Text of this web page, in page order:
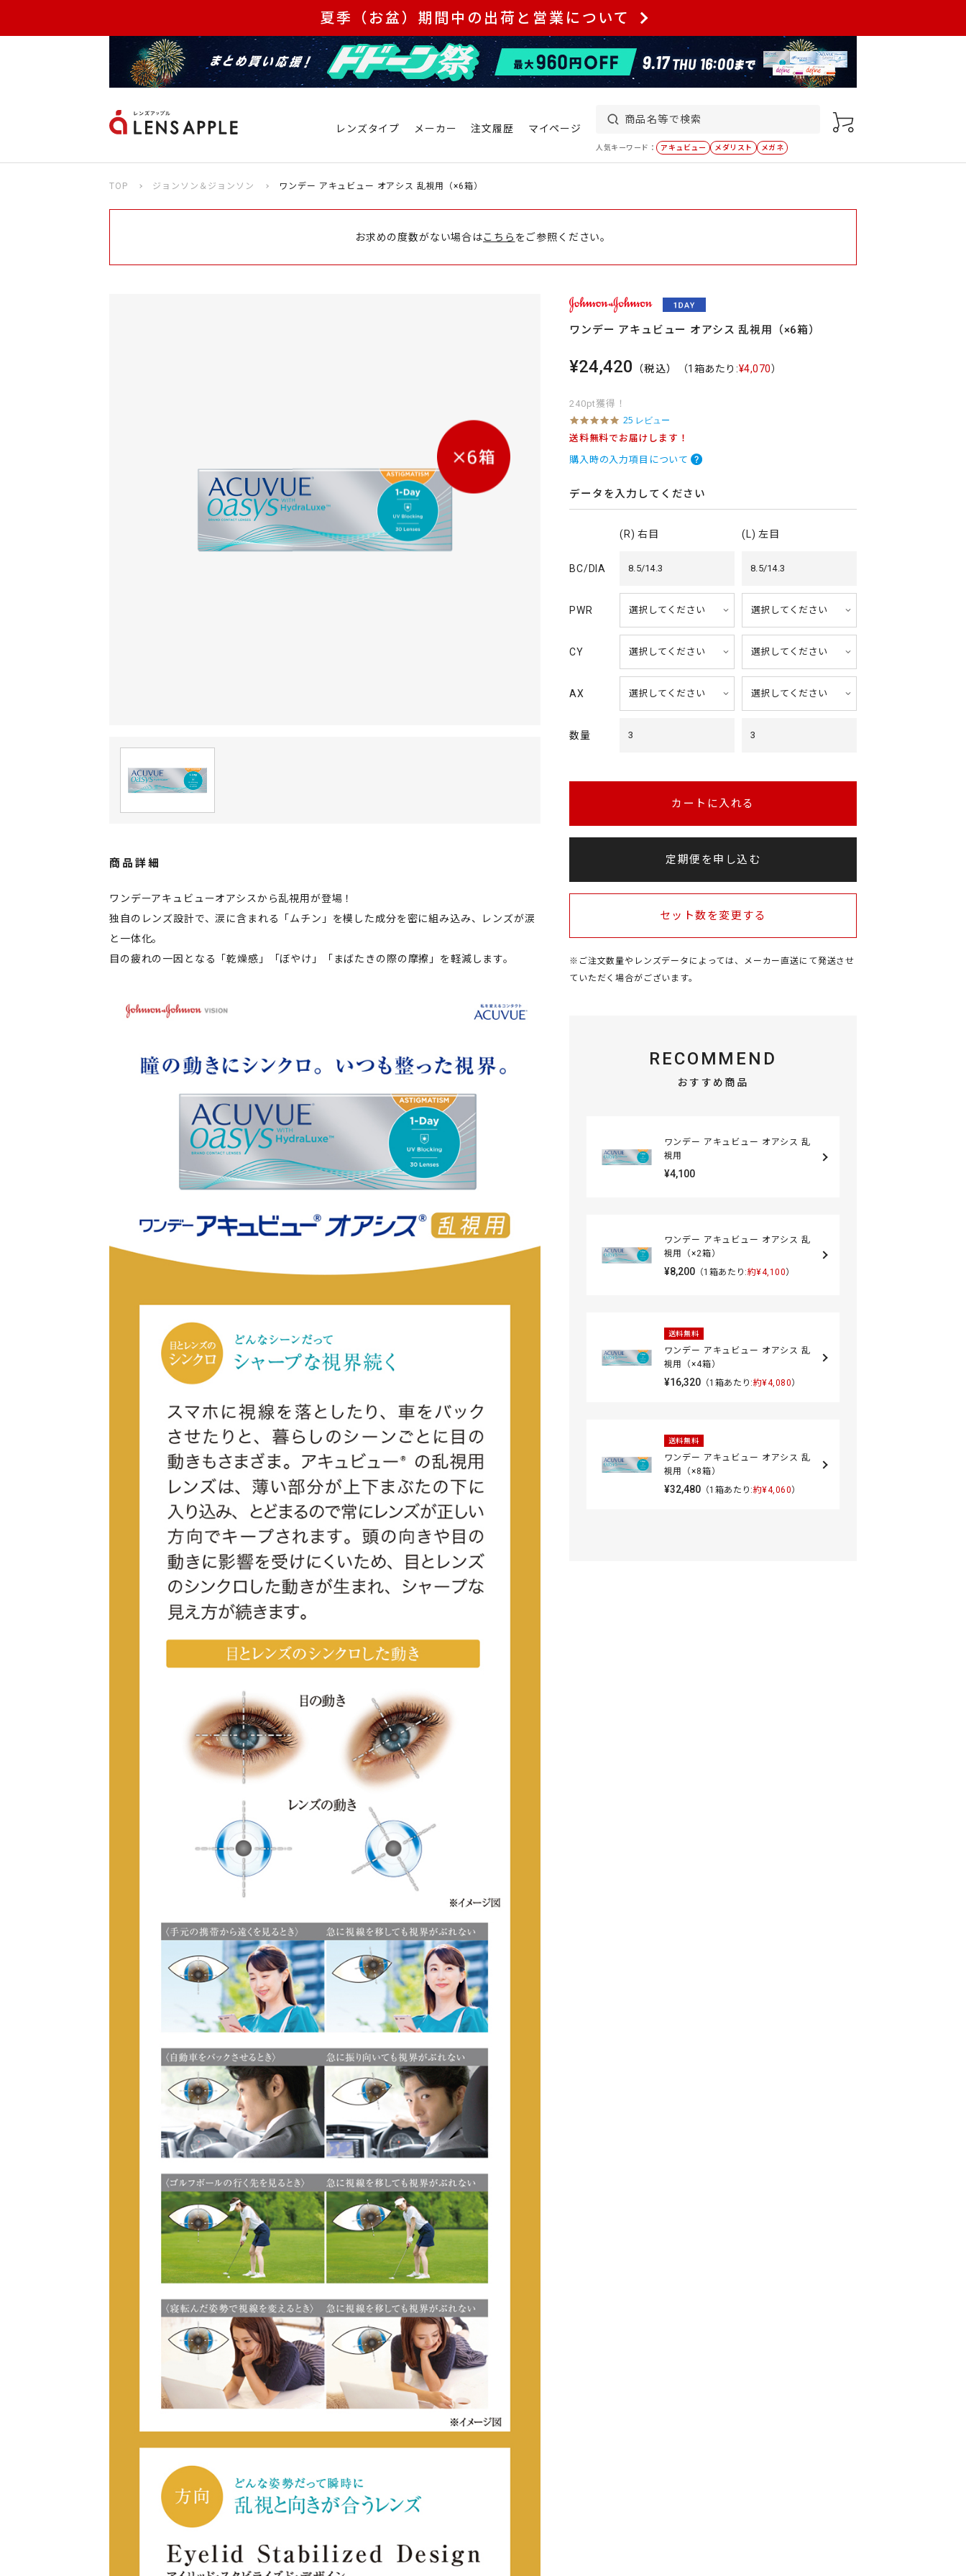
夏季（お盆）期間中の出荷と営業について
レンズタイプ メーカー 注文履歴 マイページ
人気キーワード： アキュビュー メダリスト メガネ
TOP ジョンソン＆ジョンソン ワンデー アキュビュー オアシス 乱視用（×6箱）
お求めの度数がない場合はこちら をご参照ください。
商品詳細
ワンデーアキュビューオアシスから乱視用が登場！
独自のレンズ設計で、涙に含まれる「ムチン」を模した成分を密に組み込み、レンズが涙
と一体化。
目の疲れの一因となる「乾燥感」「ぼやけ」「まばたきの際の摩擦」を軽減します。
ワンデー アキュビュー オアシス 乱視用（×6箱）
¥24,420 （税込） （1箱あたり:¥4,070）
240pt獲得！
4
.
8
s
r
r
t
i
25 レビュー
送料無料でお届けします！
購入時の入力項目について
データを入力してください
(R) 右目 (L) 左目
BC/DIA 8.5/14.3 8.5/14.3
PWR
CY
AX
数量 3 3
カートに入れる
定期便を申し込む
セット数を変更する
※ご注文数量やレンズデータによっては、メーカー直送にて発送させ
ていただく場合がございます。
RECOMMEND
おすすめ商品
ワンデー アキュビュー オアシス 乱
視用
¥4,100
ワンデー アキュビュー オアシス 乱
視用（×2箱）
¥8,200（1箱あたり:約¥4,100）
送料無料
ワンデー アキュビュー オアシス 乱
視用（×4箱）
¥16,320（1箱あたり:約¥4,080）
送料無料
ワンデー アキュビュー オアシス 乱
視用（×8箱）
¥32,480（1箱あたり:約¥4,060）